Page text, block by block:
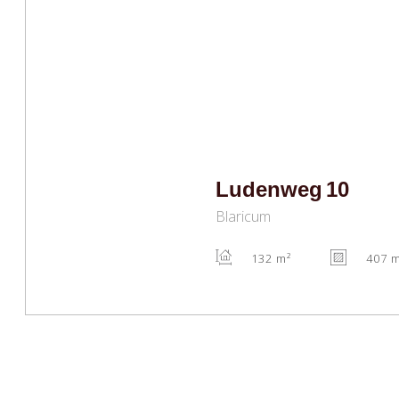
Ludenweg 10
Blaricum
132 m² 407